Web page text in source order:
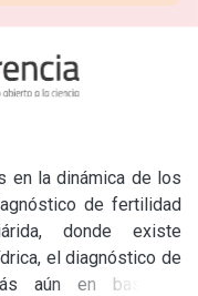
en la dinámica de los
de fertilidad
donde existe
el diagnóstico de
aún en base al